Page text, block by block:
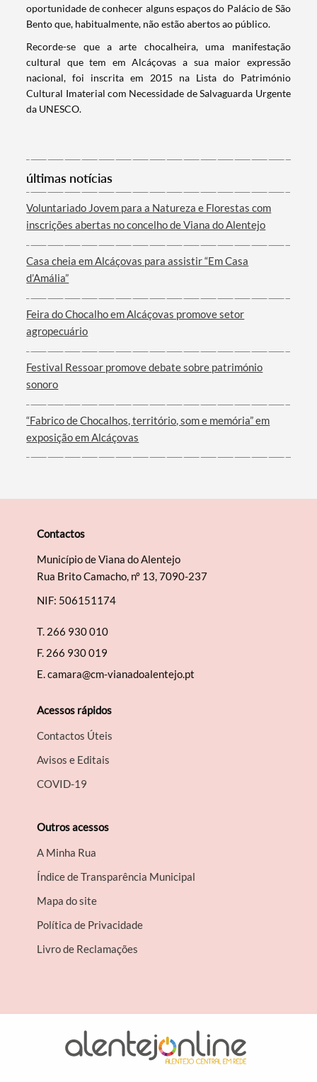
Termo de Pesquisa
Categorias gerais
Filtros
oportunidade de conhecer alguns espaços do Palácio de São
Bento que, habitualmente, não estão abertos ao público.
Recorde-se que a arte chocalheira, uma manifestação
cultural que tem em Alcáçovas a sua maior expressão
nacional, foi inscrita em 2015 na Lista do Património
Cultural Imaterial com Necessidade de Salvaguarda Urgente
da UNESCO.
últimas notícias
Voluntariado Jovem para a Natureza e Florestas com
inscrições abertas no concelho de Viana do Alentejo
Casa cheia em Alcáçovas para assistir “Em Casa
d’Amália”
Feira do Chocalho em Alcáçovas promove setor
agropecuário
Festival Ressoar promove debate sobre património
sonoro
“Fabrico de Chocalhos, território, som e memória” em
exposição em Alcáçovas
Contactos
Município de Viana do Alentejo
Rua Brito Camacho, nº 13, 7090-237
NIF: 506151174
T. 266 930 010
F. 266 930 019
E.camara@cm-vianadoalentejo.pt
Acessos rápidos
Contactos Úteis
Avisos e Editais
COVID-19
Outros acessos
A Minha Rua
Índice de Transparência Municipal
Mapa do site
Política de Privacidade
Livro de Reclamações